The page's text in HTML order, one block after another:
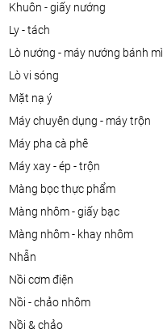
khuôn - giấy nướng
ly - tách
lò nướng - máy nướng bánh mì
lò vi sóng
mặt nạ ý
máy chuyên dụng - máy trộn
máy pha cà phê
máy xay - ép - trộn
màng bọc thực phẩm
màng nhôm - giấy bạc
màng nhôm - khay nhôm
nhẫn
nồi cơm điện
nồi - chảo nhôm
nồi & chảo